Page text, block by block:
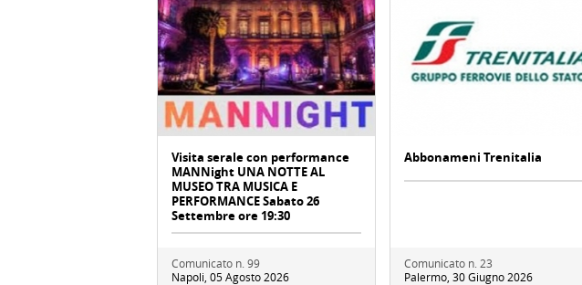
Visita serale con performance
MANNight UNA NOTTE AL
MUSEO TRA MUSICA E
PERFORMANCE Sabato 26
Settembre ore 19:30
Comunicato n. 99
Napoli, 05 Agosto 2026
Abbonameni Trenitalia
Comunicato n. 23
Palermo, 30 Giugno 2026